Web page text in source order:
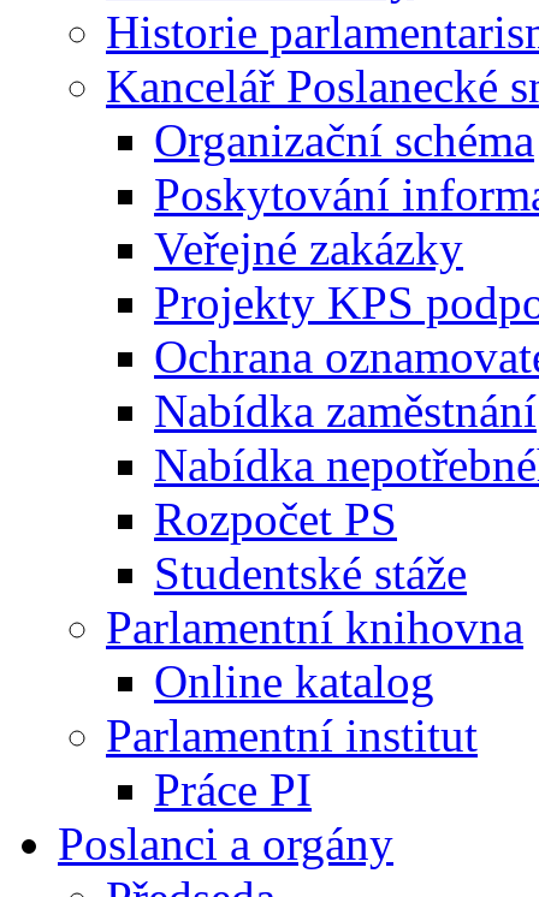
Historie
Kancelář Poslanecké
Organizační schéma
Poskytování
Veřejné zakázky
Projekty KPS
Ochrana
Nabídka zaměstnání
Nabídka
Rozpočet PS
Studentské stáže
Parlamentní knihovna
Online katalog
Parlamentní institut
Práce PI
Poslanci a orgány